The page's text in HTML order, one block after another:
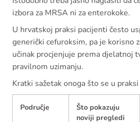
izbora za MRSA ni za enterokoke.
U hrvatskoj praksi pacijenti često
generički cefuroksim, pa je korisno
učinak procjenjuje prema djelatnoj
pravilnom uzimanju.
Kratki sažetak onoga što se u
Područje
Što pokazuju
noviji pregledi